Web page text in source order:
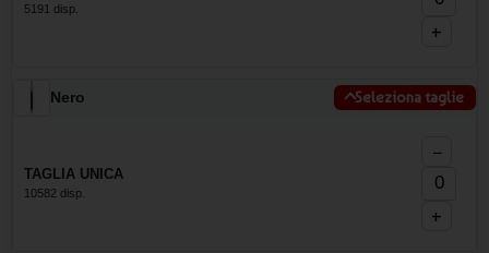
5191 disp.
+
Nero Seleziona taglie
TAGLIA UNICA
10582 disp.
−
+